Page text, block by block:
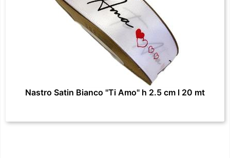
Nastro Satin Bianco "Ti Amo" h 2.5 cm l 20 mt